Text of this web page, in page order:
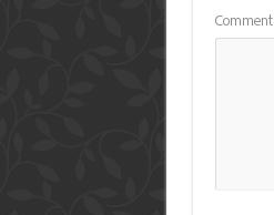
Comment